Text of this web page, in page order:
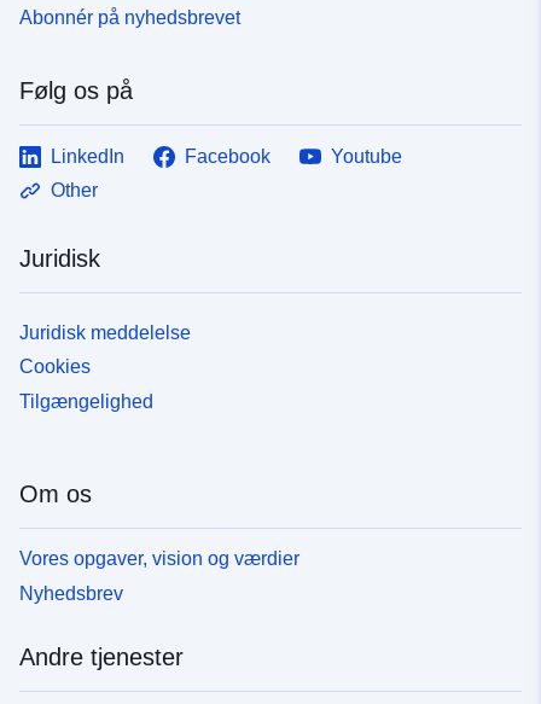
Abonnér på nyhedsbrevet
Følg os på
LinkedIn Facebook
Youtube
Other
Juridisk
Juridisk meddelelse
Cookies
Tilgængelighed
Om os
Vores opgaver, vision og værdier
Nyhedsbrev
Andre tjenester